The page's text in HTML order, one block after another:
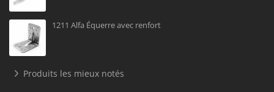
1211 Alfa Équerre avec renfort
Produits les mieux notés